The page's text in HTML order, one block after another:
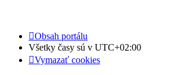
Obsah portálu
Všetky časy sú v UTC+02:00
Vymazať cookies